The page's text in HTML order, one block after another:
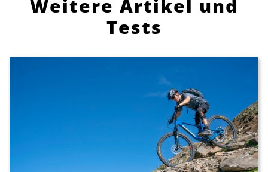
Weitere Artikel und
Tests